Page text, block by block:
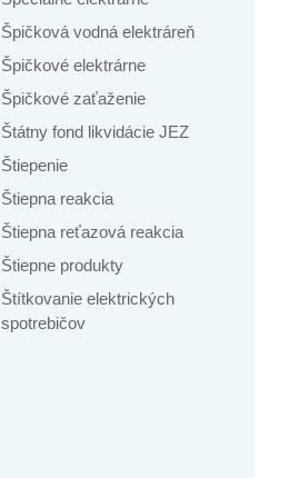
Špičková vodná elektráreň
Špičkové elektrárne
Špičkové zaťaženie
Štátny fond likvidácie JEZ
Štiepenie
Štiepna reakcia
Štiepna reťazová reakcia
Štiepne produkty
Štítkovanie elektrických
spotrebičov